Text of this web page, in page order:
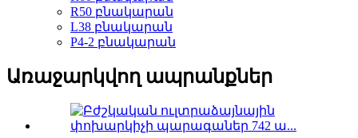
R50 բնակարան
L38 բնակարան
P4-2 բնակարան
Առաջարկվող ապրանքներ